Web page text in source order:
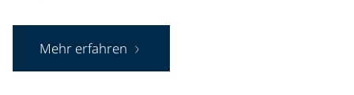
Mehr erfahren